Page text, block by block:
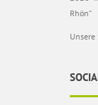
Rhön“